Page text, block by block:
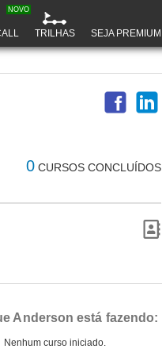
NOVO
TRILHAS SEJA PREMIUM
0 CURSOS CONCLUÍDOS
Anderson está fazendo:
Nenhum curso iniciado.